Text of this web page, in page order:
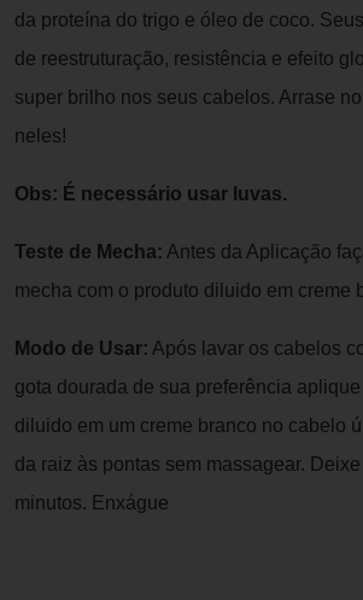
da proteína do trigo e óleo de coco.
de reestruturação, resistência e efeito
super brilho nos seus cabelos. Arrase
neles!
Obs: É necessário usar luvas.
Teste de Mecha: Antes da Aplicação
mecha com o produto diluido em creme
Modo de Usar: Após lavar os cabelos
gota dourada de sua preferência
diluido em um creme branco no cabelo
da raiz às pontas sem massagear.
minutos. Enxágue